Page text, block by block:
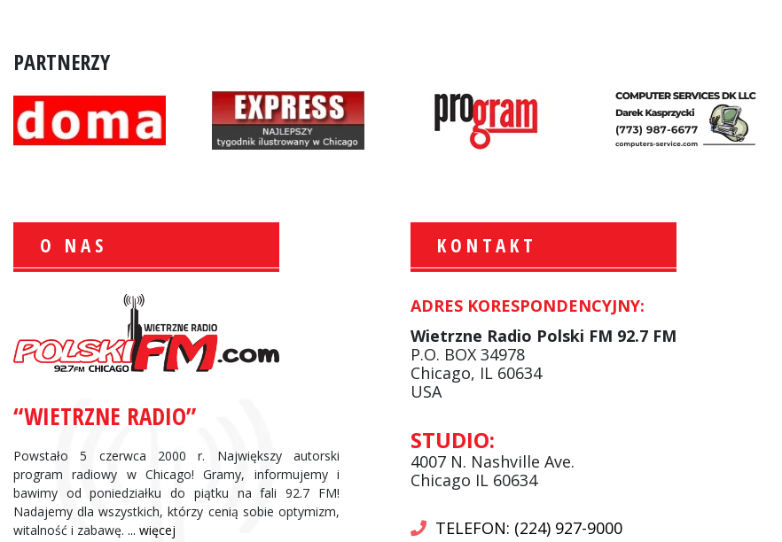
PARTNERZY
O NAS
“WIETRZNE RADIO”
Powstało 5 czerwca 2000 r. Największy autorski
program radiowy w Chicago! Gramy, informujemy i
bawimy od poniedziałku do piątku na fali 92.7 FM!
Nadajemy dla wszystkich, którzy cenią sobie optymizm,
witalność i zabawę. ... więcej
KONTAKT
ADRES KORESPONDENCYJNY:
Wietrzne Radio Polski FM 92.7 FM
P.O. BOX 34978
Chicago, IL 60634
USA
STUDIO:
4007 N. Nashville Ave.
Chicago IL 60634
TELEFON: (224) 927-9000
Informacje Giełdowe
Krzysztof Wawer:
Komentator
facebook